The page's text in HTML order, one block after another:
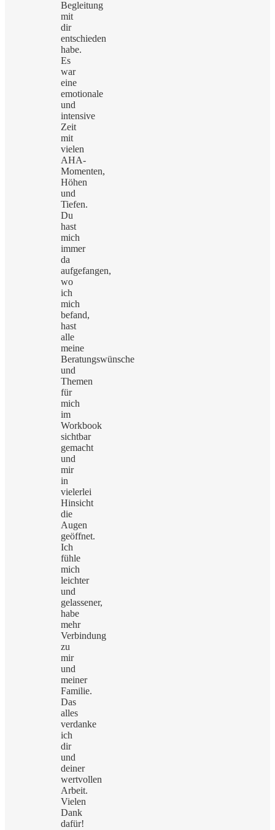
Begleitung
mit
dir
entschieden
habe.
Es
war
eine
emotionale
und
intensive
Zeit
mit
vielen
AHA-
Momenten,
Höhen
und
Tiefen.
Du
hast
mich
immer
da
aufgefangen,
wo
ich
mich
befand,
hast
alle
meine
Beratungswünsche
und
Themen
für
mich
im
Workbook
sichtbar
gemacht
und
mir
in
vielerlei
Hinsicht
die
Augen
geöffnet.
Ich
fühle
mich
leichter
und
gelassener,
habe
mehr
Verbindung
zu
mir
und
meiner
Familie.
Das
alles
verdanke
ich
dir
und
deiner
wertvollen
Arbeit.
Vielen
Dank
dafür!